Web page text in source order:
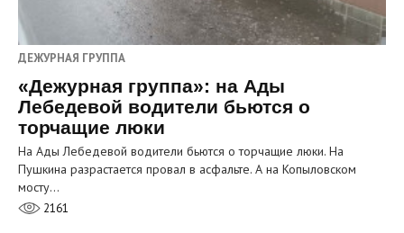
ДЕЖУРНАЯ ГРУППА
«Дежурная группа»: на Ады
Лебедевой водители бьются о
торчащие люки
На Ады Лебедевой водители бьются о торчащие люки. На
Пушкина разрастается провал в асфальте. А на Копыловском
мосту…
2161